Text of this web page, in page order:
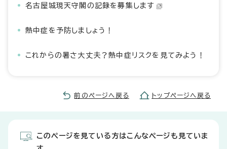
名古屋城現天守閣の記録を募集します
熱中症を予防しましょう！
これからの暑さ大丈夫？熱中症リスクを見てみよう！
前のページへ戻る トップページへ戻る
このページを見ている方はこんなページも見ていま